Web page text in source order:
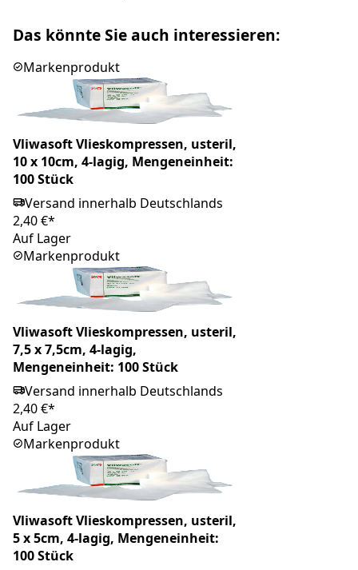
Das könnte Sie auch interessieren:
Markenprodukt
Vliwasoft Vlieskompressen, usteril,
10 x 10cm, 4-lagig, Mengeneinheit:
100 Stück
Versand innerhalb Deutschlands
2,40 €*
Auf Lager
Markenprodukt
Vliwasoft Vlieskompressen, usteril,
7,5 x 7,5cm, 4-lagig,
Mengeneinheit: 100 Stück
Versand innerhalb Deutschlands
2,40 €*
Auf Lager
Markenprodukt
Vliwasoft Vlieskompressen, usteril,
5 x 5cm, 4-lagig, Mengeneinheit:
100 Stück